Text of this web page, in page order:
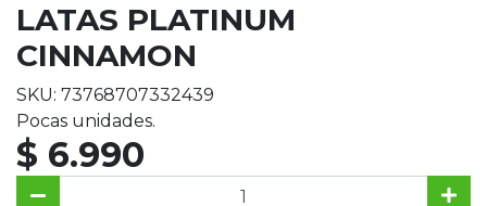
LATAS PLATINUM
CINNAMON
SKU: 73768707332439
Pocas unidades.
$ 6.990